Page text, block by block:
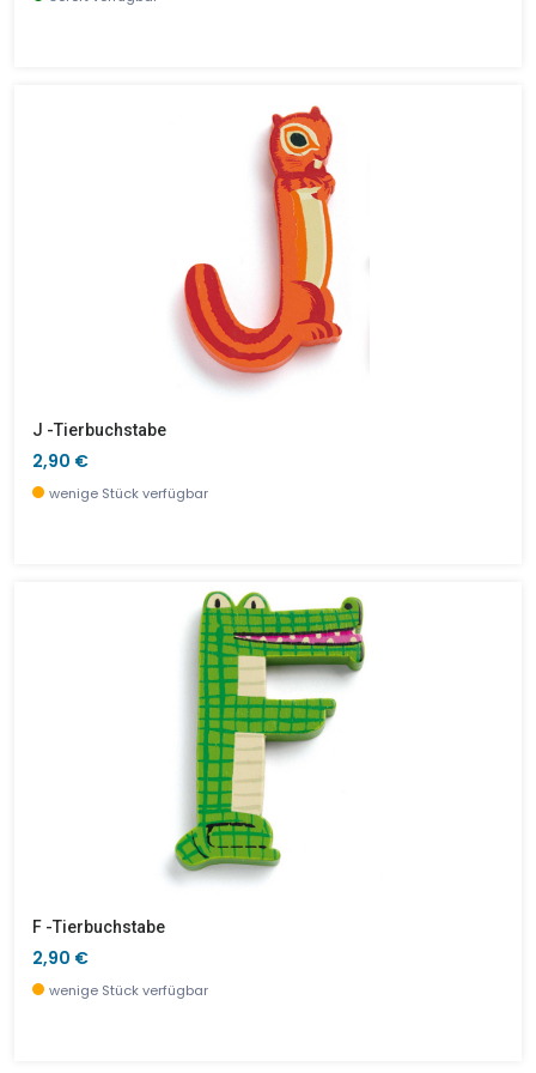
J -Tierbuchstabe
2,90 €
wenige Stück verfügbar
F -Tierbuchstabe
2,90 €
wenige Stück verfügbar